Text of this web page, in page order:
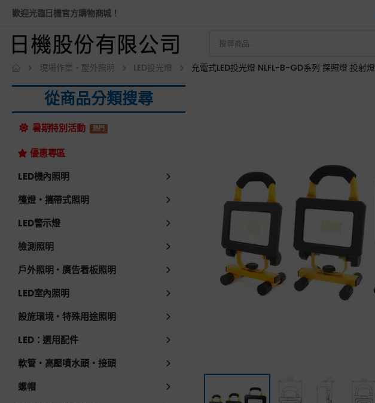
歡迎光臨日機官方購物商城！
現場作業・屋外照明 LED投光燈 充電式LED投光燈 NLFL-B-GD系列 探照燈 投射燈
從商品分類搜尋
暑期特別活動 熱門
優惠專區
LED機內照明
檯燈・攜帶式照明
LED警示燈
檢測照明
戶外照明・廣告看板照明
LED室內照明
設施環境・特殊用途照明
LED：選用配件
軟管・高壓噴水頭・接頭
螺帽